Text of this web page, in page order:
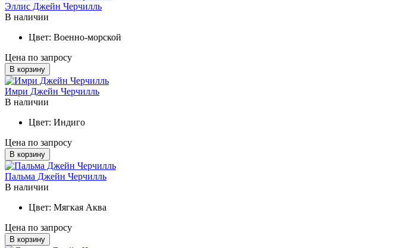
Эллис Джейн Черчилль
В наличии
Цвет: Военно-морской
Цена по запросу
В корзину
Имри Джейн Черчилль
В наличии
Цвет: Индиго
Цена по запросу
В корзину
Пальма Джейн Черчилль
В наличии
Цвет: Мягкая Аква
Цена по запросу
В корзину